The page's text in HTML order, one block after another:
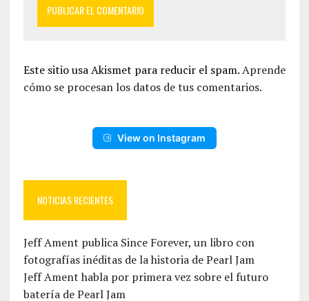
Este sitio usa Akismet para reducir el spam.Aprende
cómo se procesan los datos de tus comentarios.
View on Instagram
NOTICIAS RECIENTES
Jeff Ament publica Since Forever, un libro con
fotografías inéditas de la historia de Pearl Jam
Jeff Ament habla por primera vez sobre el futuro
batería de Pearl Jam